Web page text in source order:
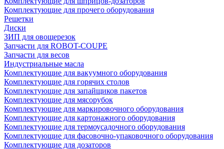
Комплектующие для прочего оборудования
Решетки
Диски
ЗИП для овощерезок
Запчасти для ROBOT-COUPE
Запчасти для весов
Индустриальные масла
Комплектующие для вакуумного оборудования
Комплектующие для горячих столов
Комплектующие для запайщиков пакетов
Комплектующие для мясорубок
Комплектующие для маркировочного оборудования
Комплектующие для картонажного оборудования
Комплектующие для термоусадочного оборудования
Комплектующие для фасовочно-упаковочного оборудования
Комплектующие для дозаторов